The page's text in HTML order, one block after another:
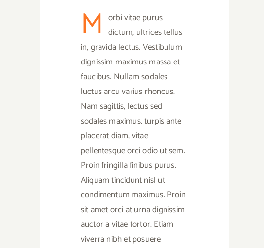
M orbi vitae purus
dictum, ultrices tellus
in, gravida lectus. Vestibulum
dignissim maximus massa et
faucibus. Nullam sodales
luctus arcu varius rhoncus.
Nam sagittis, lectus sed
sodales maximus, turpis ante
placerat diam, vitae
pellentesque orci odio ut sem.
Proin fringilla finibus purus.
Aliquam tincidunt nisl ut
condimentum maximus. Proin
sit amet orci at urna dignissim
auctor a vitae tortor. Etiam
viverra nibh et posuere